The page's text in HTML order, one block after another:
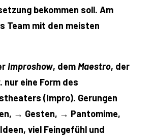
bekommen soll. Am
Team mit den meisten
Improshow, demMaestro, der
nur eine Form des
(Impro). Gerungen
→ Gesten, → Pantomime,
viel Feingefühl und